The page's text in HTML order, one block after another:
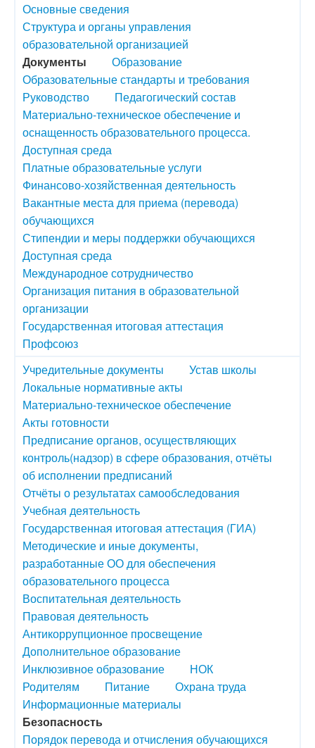
Основные сведения
Структура и органы управления
образовательной организацией
Документы
Образование
Образовательные стандарты и требования
Руководство
Педагогический состав
Материально-техническое обеспечение и
оснащенность образовательного процесса.
Доступная среда
Платные образовательные услуги
Финансово-хозяйственная деятельность
Вакантные места для приема (перевода)
обучающихся
Стипендии и меры поддержки обучающихся
Доступная среда
Международное сотрудничество
Организация питания в образовательной
организации
Государственная итоговая аттестация
Профсоюз
Учредительные документы
Устав школы
Локальные нормативные акты
Материально-техническое обеспечение
Акты готовности
Предписание органов, осуществляющих
контроль(надзор) в сфере образования, отчёты
об исполнении предписаний
Отчёты о результатах самообследования
Учебная деятельность
Государственная итоговая аттестация (ГИА)
Методические и иные документы,
разработанные ОО для обеспечения
образовательного процесса
Воспитательная деятельность
Правовая деятельность
Антикоррупционное просвещение
Дополнительное образование
Инклюзивное образование
НОК
Родителям
Питание
Охрана труда
Информационные материалы
Безопасность
Порядок перевода и отчисления обучающихся